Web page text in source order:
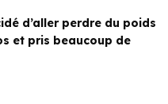
d’aller perdre du poids
et pris beaucoup de